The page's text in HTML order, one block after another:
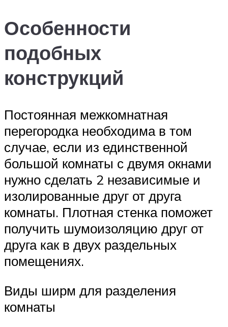
Особенности
подобных
конструкций
Постоянная межкомнатная
перегородка необходима в том
случае, если из единственной
большой комнаты с двумя окнами
нужно сделать 2 независимые и
изолированные друг от друга
комнаты. Плотная стенка поможет
получить шумоизоляцию друг от
друга как в двух раздельных
помещениях.
Виды ширм для разделения
комнаты